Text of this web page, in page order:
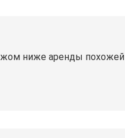
ниже аренды